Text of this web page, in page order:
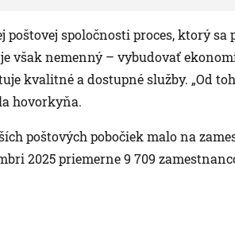
spoločnosti proces, ktorý sa
však nemenný – vybudovať
kvalitné a dostupné služby. „Od
hovorkyňa.
poštových pobočiek malo na
2025 priemerne 9 709